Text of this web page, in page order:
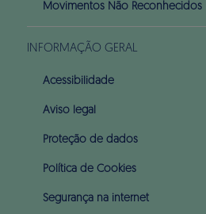
Movimentos Não Reconhecidos
INFORMAÇÃO GERAL
Acessibilidade
Aviso legal
Proteção de dados
Política de Cookies
Segurança na internet